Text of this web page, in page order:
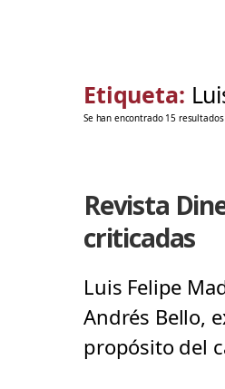
Etiqueta:
Se han encontrado 15 resultados
Revista
criticadas
Luis Felipe
Andrés Bello,
propósito del